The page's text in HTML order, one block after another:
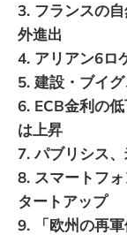
3. フランスの
外進出
4. アリアン6ロ
5. 建設・ブイ
6. ECB金利の
は上昇
7. パブリシス
8. スマートフ
タートアップ
9. 「欧州の再